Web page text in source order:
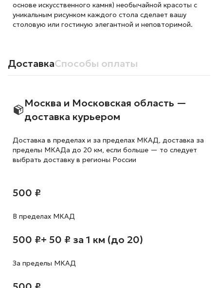
основе искусственного камня) необычайной красоты с
уникальным рисунком каждого стола сделает вашу
столовую или гостиную элегантной и неповторимой.
ДоставкаСпособы оплаты
Москва и Московская область —
доставка курьером
Доставка в пределах и за пределах МКАД, доставка за
пределы МКАДа до 20 км, если больше — то следует
выбрать доставку в регионы России
500 ₽
В пределах МКАД
500 ₽+ 50 ₽ за 1 км (до 20)
За пределы МКАД